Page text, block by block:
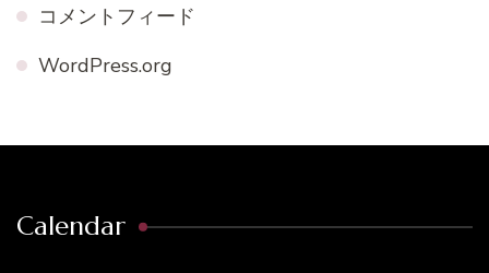
コメントフィード
WordPress.org
Calendar